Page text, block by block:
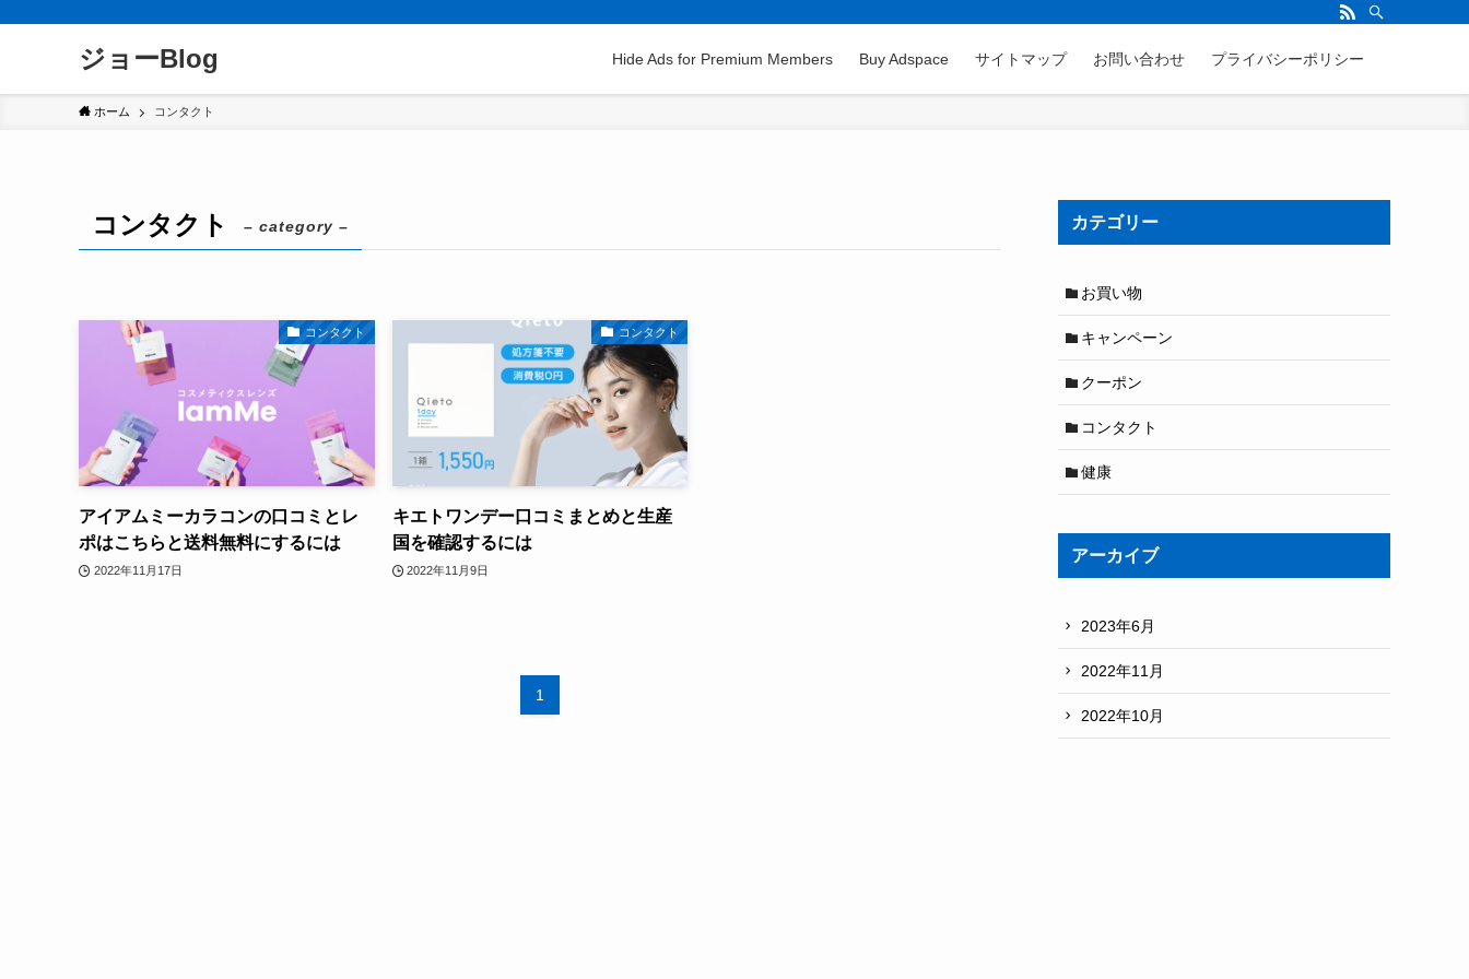
ジョーBlog Hide Ads for Premium Members Buy Adspace サイトマップ お問い合わせ プライバシーポリシー
ホーム コンタクト
コンタクト – category –
コンタクト
アイアムミーカラコンの口コミとレ
ポはこちらと送料無料にするには
2022年11月17日
コンタクト
キエトワンデー口コミまとめと生産
国を確認するには
2022年11月9日
1
カテゴリー
お買い物
キャンペーン
クーポン
コンタクト
健康
アーカイブ
2023年6月
2022年11月
2022年10月